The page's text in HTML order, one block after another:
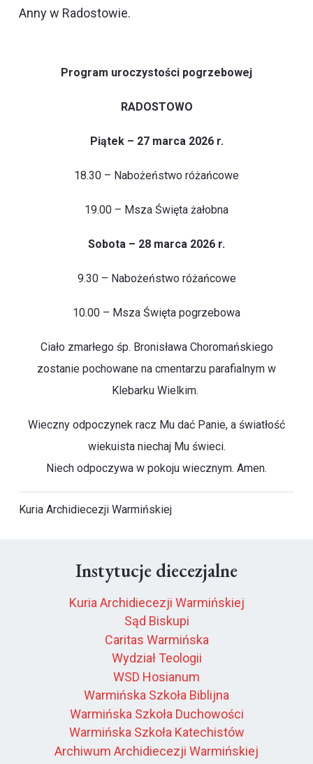
Anny w Radostowie.
Program uroczystości pogrzebowej
RADOSTOWO
Piątek – 27 marca 2026 r.
18.30 – Nabożeństwo różańcowe
19.00 – Msza Święta żałobna
Sobota – 28 marca 2026 r.
9.30 – Nabożeństwo różańcowe
10.00 – Msza Święta pogrzebowa
Ciało zmarłego śp. Bronisława Choromańskiego
zostanie pochowane na cmentarzu parafialnym w
Klebarku Wielkim.
Wieczny odpoczynek racz Mu dać Panie, a światłość
wiekuista niechaj Mu świeci.
Niech odpoczywa w pokoju wiecznym. Amen.
Kuria Archidiecezji Warmińskiej
Instytucje diecezjalne
Kuria Archidiecezji Warmińskiej
Sąd Biskupi
Caritas Warmińska
Wydział Teologii
WSD Hosianum
Warmińska Szkoła Biblijna
Warmińska Szkoła Duchowości
Warmińska Szkoła Katechistów
Archiwum Archidiecezji Warmińskiej